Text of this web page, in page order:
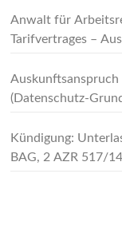
Anwalt für
Tarifvertrages –
(Datenschutz-
Kündigung:
BAG, 2 AZR 517/